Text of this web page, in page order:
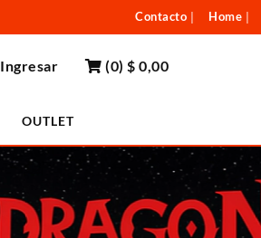
Contacto Home
Ingresar (0)$ 0,00
OUTLET